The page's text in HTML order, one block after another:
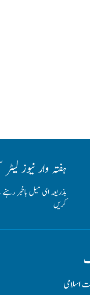
ہفتہ وار نیوز
بذریعہ ای میل باخبر
کریں
اسلامی